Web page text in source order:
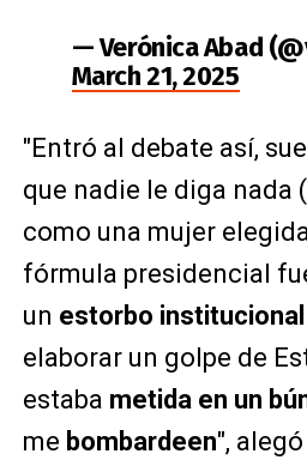
— Verónica Abad
March 21, 2025
"Entró al debate así,
que nadie le diga nada
como una mujer
fórmula presidencial
un estorbo institucional
elaborar un golpe de
estaba metida en un
me bombardeen",